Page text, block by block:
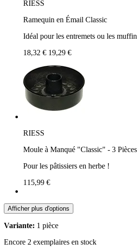
RIESS
Ramequin en Émail Classic
Idéal pour les entremets ou les
18,32 € 19,29 €
RIESS
Moule à Manqué "Classic" - 3 Pièces
Pour les pâtissiers en herbe !
115,99 €
Afficher plus d'options
Variante: 1 pièce
Encore 2 exemplaires en stock